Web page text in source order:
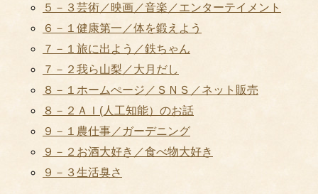
５－３芸術／映画／音楽／エンターテイメント
６－１健康第一／体を鍛えよう
７－１旅に出よう／鉄ちゃん
７－２我ら山梨／大月だし
８－１ホームぺージ／ＳＮＳ／ネット販売
８－２ＡＩ(人工知能）のお話
９－１農仕事／ガーデニング
９－２お酒大好き／食べ物大好き
９－３生活臭さ